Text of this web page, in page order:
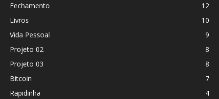
Fechamento
12
Livros
10
Vida Pessoal
9
Projeto 02
8
Projeto 03
8
Bitcoin
7
Rapidinha
4